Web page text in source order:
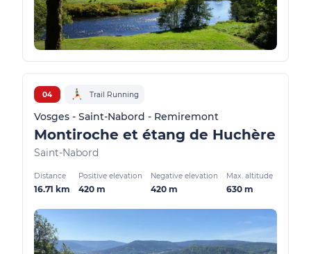
04 Trail Running
Vosges - Saint-Nabord - Remiremont
Montiroche et étang de Huchère
Saint-Nabord
Distance
16.71 km
Positive elevation
420 m
Negative elevation
420 m
Max. altitude
630 m